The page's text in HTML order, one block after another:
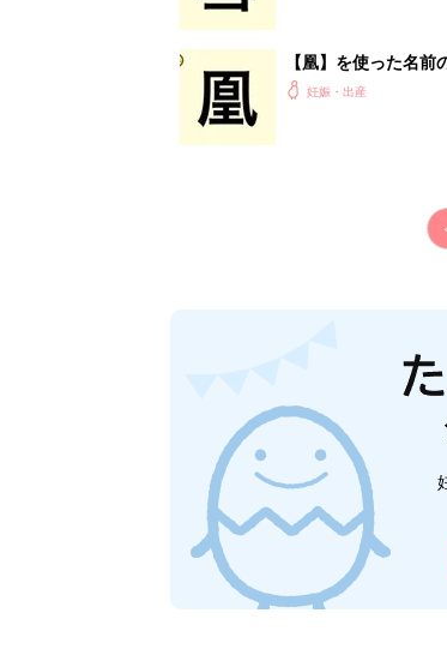
【凰】を使った名
妊娠・出産